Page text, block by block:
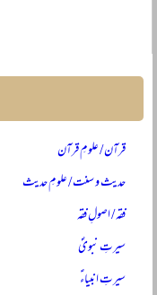
قرآن / علومِ قرآن
حدیث و سنت / علومِ حدیث
فقہ / اصولِ فقہ
سیرتِ نبویؐ
سیرتِ انبیاءؑ